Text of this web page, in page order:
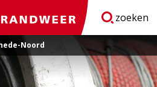
Brandweer zoeken
Noord